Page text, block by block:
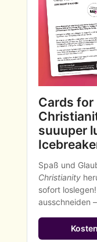
Cards for
suuuper
Spaß und
Christianity
sofort
ausschneiden